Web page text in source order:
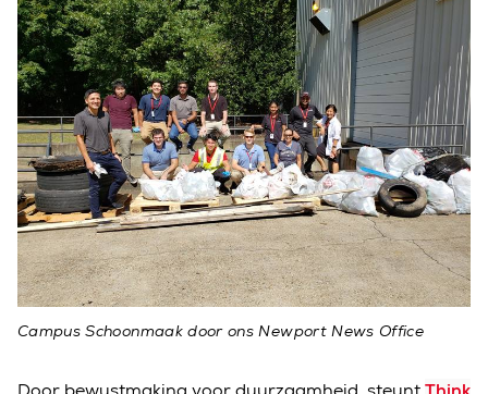
Campus Schoonmaak door ons Newport News Office